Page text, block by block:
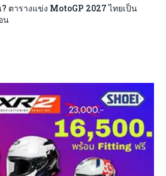
ตารางแข่ง MotoGP 2027 ไทยเป็น
น